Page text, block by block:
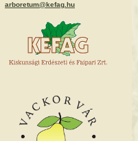
arboretum@kefag.hu